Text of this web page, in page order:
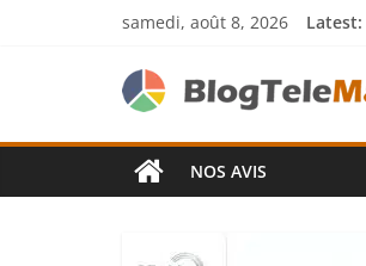
samedi, août 8, 2026 Latest:
NOS AVIS